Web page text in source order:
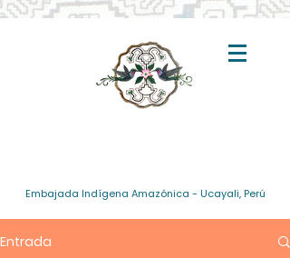
Embajada Indígena Amazónica - Ucayali, Perú
Entrada